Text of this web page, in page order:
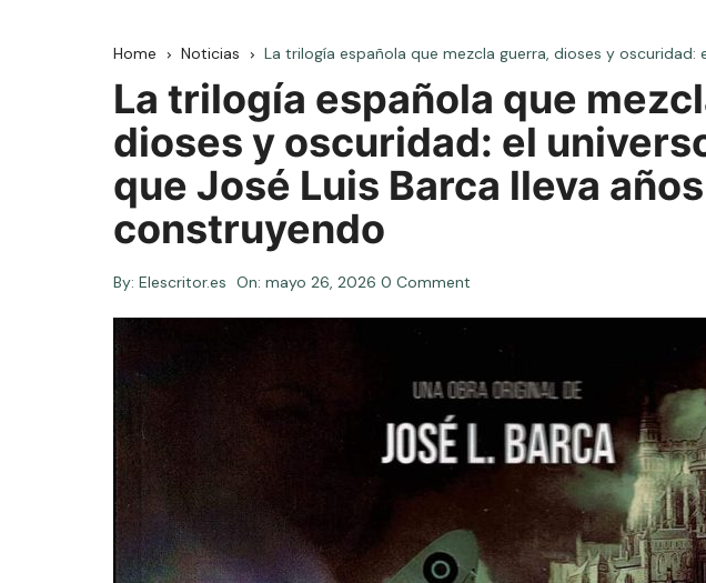
Home Noticias La trilogía española que mezcla guerra, dioses y
La trilogía española que
dioses y oscuridad: el
que José Luis Barca lleva años
construyendo
By: Elescritor.es On: mayo 26, 2026 0 Comment